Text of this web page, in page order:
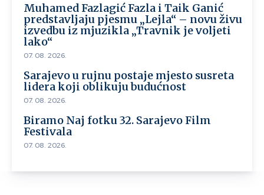
Muhamed Fazlagić Fazla i Taik Ganić
predstavljaju pjesmu „Lejla“ – novu živu
izvedbu iz mjuzikla „Travnik je voljeti
lako“
07. 08. 2026.
Sarajevo u rujnu postaje mjesto susreta
lidera koji oblikuju budućnost
07. 08. 2026.
Biramo Naj fotku 32. Sarajevo Film
Festivala
07. 08. 2026.